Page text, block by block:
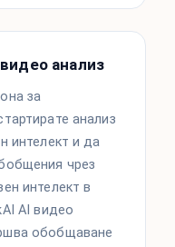
анализ
за
анализ
интелект и да
чрез
интелект в
AI видео
обобщаване